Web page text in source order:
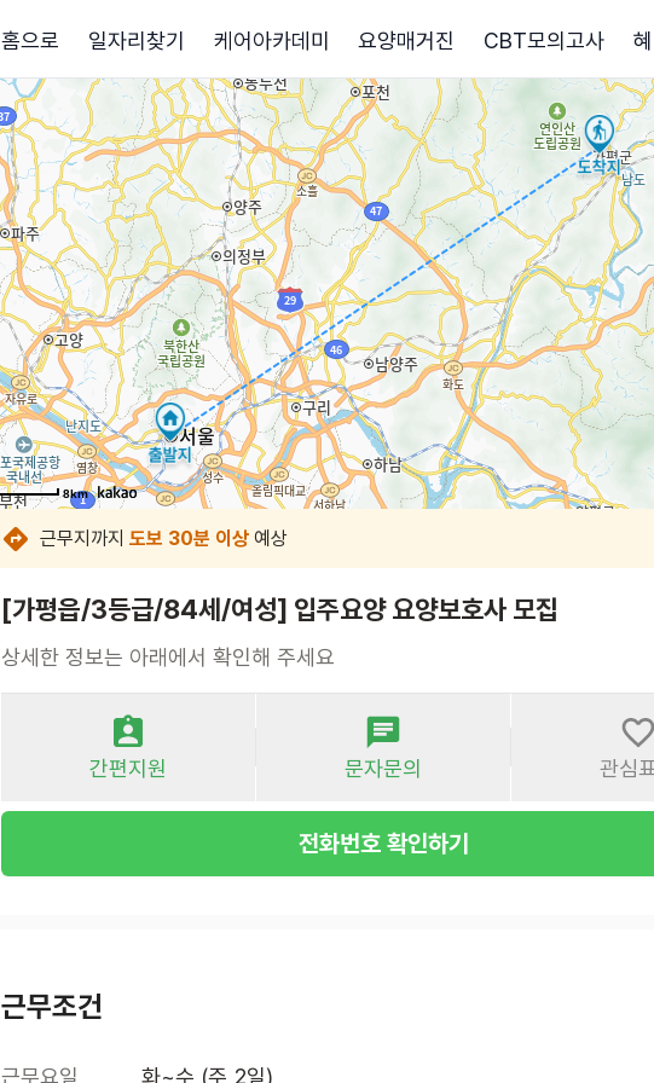
홈으로 일자리찾기 케어아카데미 요양매거진 CBT모의고사
8km
8km
8km
8km
8km
8km
8km
근무지까지 도보 30분 이상 예상
[가평읍/3등급/84세/여성] 입주요양 요양보호사 모집
상세한 정보는 아래에서 확인해 주세요
간편지원 문자문의 관심
전화번호 확인하기
근무조건
근무요일 화~수 (주 2일)